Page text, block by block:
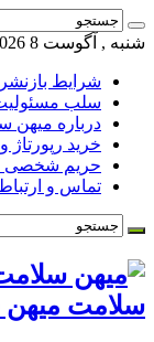
شنبه , آگوست 8 2026
شرایط
سلب
درباره
خرید
حریم شخصی
تماس و
سلامت